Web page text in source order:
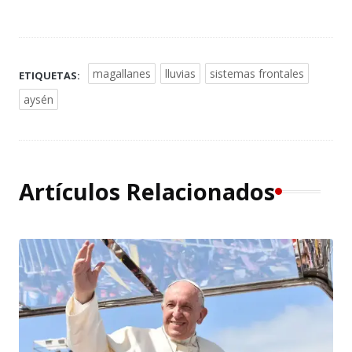
ETIQUETAS: magallanes lluvias
sistemas frontales
aysén
Artículos Relacionados